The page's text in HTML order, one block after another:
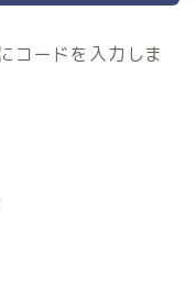
コードを入力しま